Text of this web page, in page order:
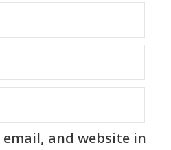
email, and website in